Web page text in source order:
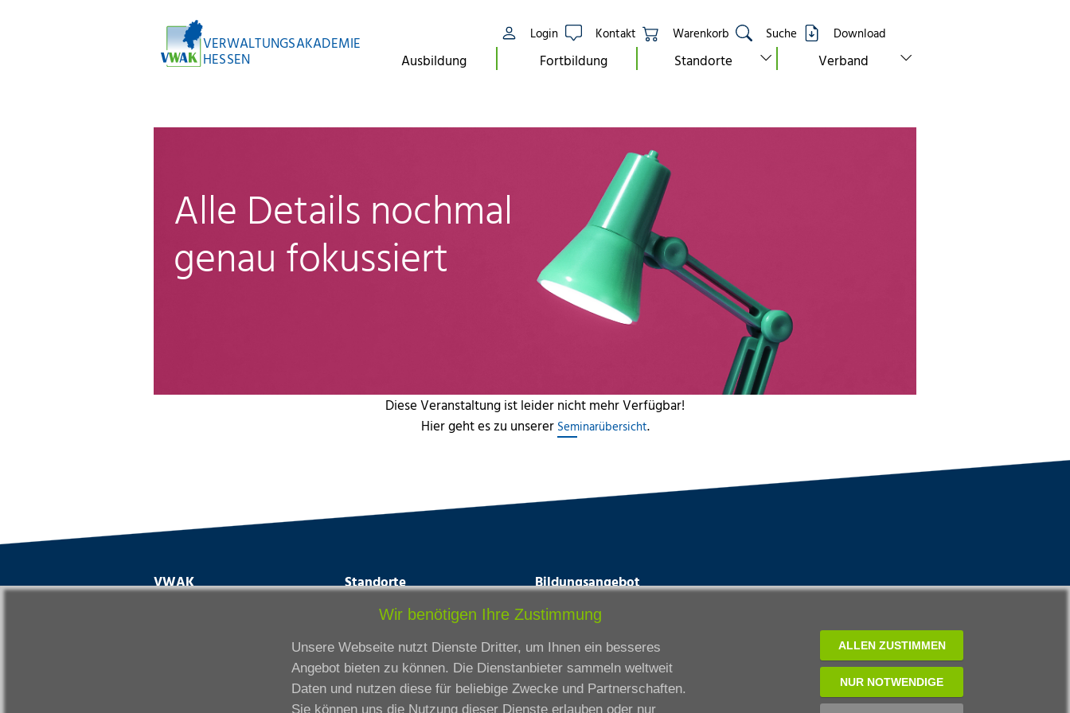
VERWALTUNGSAKADEMIE
HESSEN
Login Kontakt Warenkorb Suche Download
Ausbildung Fortbildung Standorte show submenu for “standorte”
Verband show submenu for “verband”
Alle Details nochmal
genau fokussiert
Diese Veranstaltung ist leider nicht mehr Verfügbar!
Hier geht es zu unserer Seminarübersicht.
VWAK Standorte
Darmstadt
Fulda
Gießen
Kassel
Bildungsangebot
Ausbildung
Fortbildung
Wir benötigen Ihre Zustimmung
Unsere Webseite nutzt Dienste Dritter, um Ihnen ein besseres
Angebot bieten zu können. Die Dienstanbieter sammeln weltweit
Daten und nutzen diese für beliebige Zwecke und Partnerschaften.
Sie können uns die Nutzung dieser Dienste erlauben oder nur
ALLEN ZUSTIMMEN
NUR NOTWENDIGE